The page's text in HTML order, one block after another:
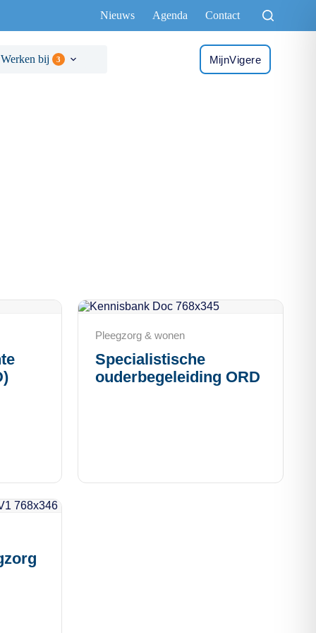
Nieuws Agenda Contact
Werken bij 3 MijnVigere
Pleegzorg & wonen
Specialistische
ouderbegeleiding ORD